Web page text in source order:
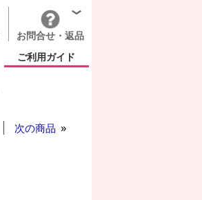
お問合せ・返品
ご利用ガイド
次の商品